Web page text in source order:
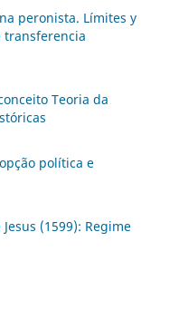
peronista. Límites y
transferencia
Teoria da
política e
(1599): Regime